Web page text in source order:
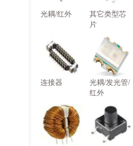
光耦/红外
其它类型芯
片
连接器
光耦/发光管/
红外